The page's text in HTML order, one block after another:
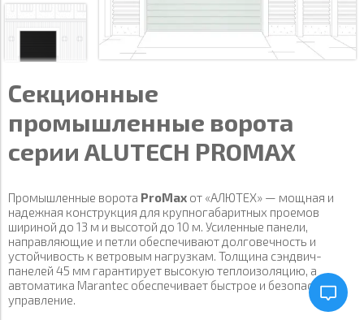
Секционные
промышленные ворота
серии ALUTECH PROMAX
Промышленные ворота ProMax от «АЛЮТЕХ» — мощная и
надежная конструкция для крупногабаритных проемов
шириной до 13 м и высотой до 10 м. Усиленные панели,
направляющие и петли обеспечивают долговечность и
устойчивость к ветровым нагрузкам. Толщина сэндвич-
панелей 45 мм гарантирует высокую теплоизоляцию, а
автоматика Marantec обеспечивает быстрое и безопасное
управление.